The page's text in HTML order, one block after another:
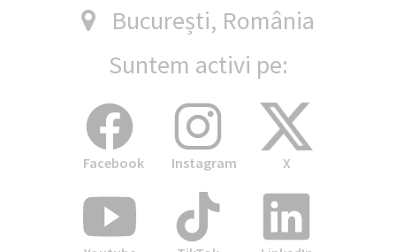
București, România
Suntem activi pe:
Facebook Instagram X